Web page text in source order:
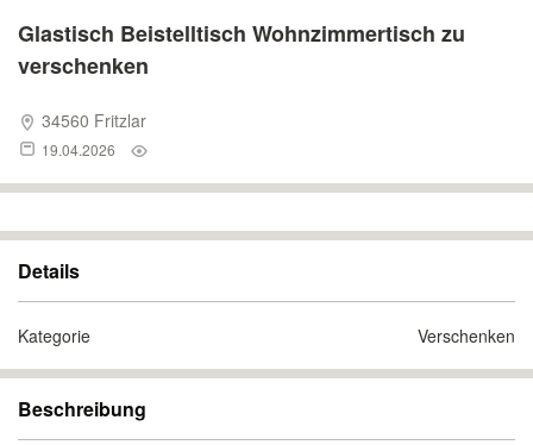
Glastisch Beistelltisch Wohnzimmertisch zu
verschenken
34560 Fritzlar
19.04.2026
Details
Kategorie Verschenken
Beschreibung